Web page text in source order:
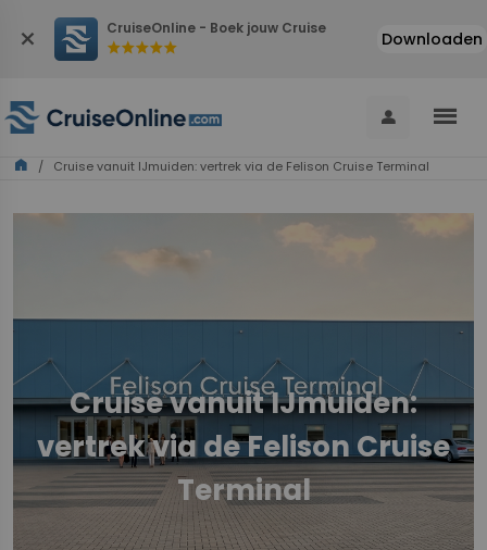
close CruiseOnline - Boek jouw Cruise
starstarstarstarstar Downloaden
person menu
home / Cruise vanuit IJmuiden: vertrek via de Felison Cruise Terminal
Cruise vanuit IJmuiden:
vertrek via de Felison Cruise
Terminal